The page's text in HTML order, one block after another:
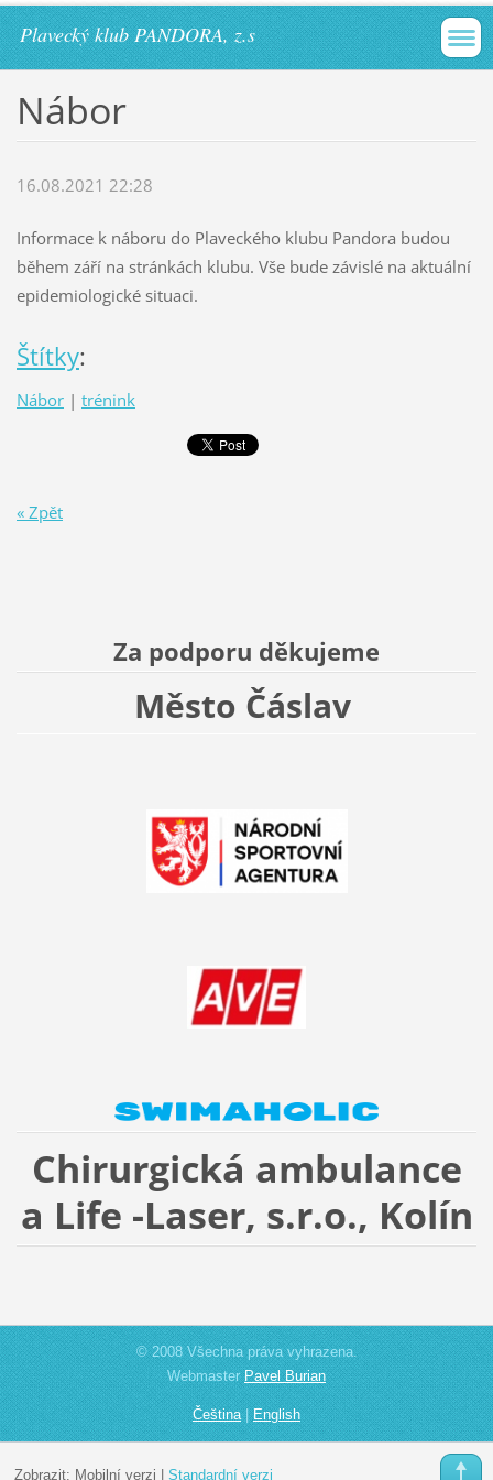
Plavecký klub PANDORA, z.s
Nábor
16.08.2021 22:28
Informace k náboru do Plaveckého klubu Pandora budou
během září na stránkách klubu. Vše bude závislé na aktuální
epidemiologické situaci.
Štítky:
Nábor | trénink
« Zpět
Za podporu děkujeme
Město Čáslav
Chirurgická ambulance
a Life -Laser, s.r.o., Kolín
© 2008 Všechna práva vyhrazena.
WebmasterPavel Burian
Čeština|English
Zobrazit: Mobilní verzi Standardní verzi